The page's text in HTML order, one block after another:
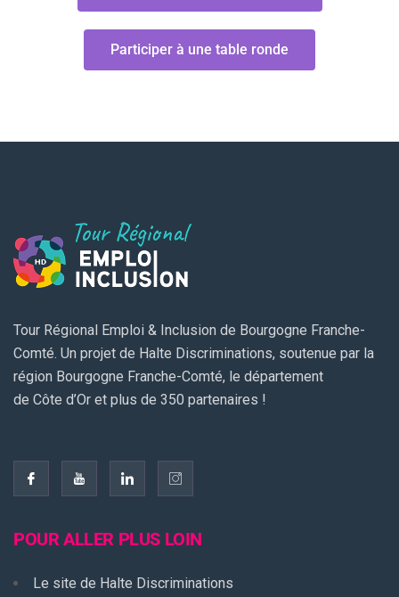
Participer à une table ronde
Tour Régional Emploi & Inclusion de Bourgogne Franche-
Comté. Un projet de Halte Discriminations, soutenue par la
région Bourgogne Franche-Comté, le département
de Côte d’Or et plus de 350 partenaires !
POUR ALLER PLUS LOIN
Le site de Halte Discriminations